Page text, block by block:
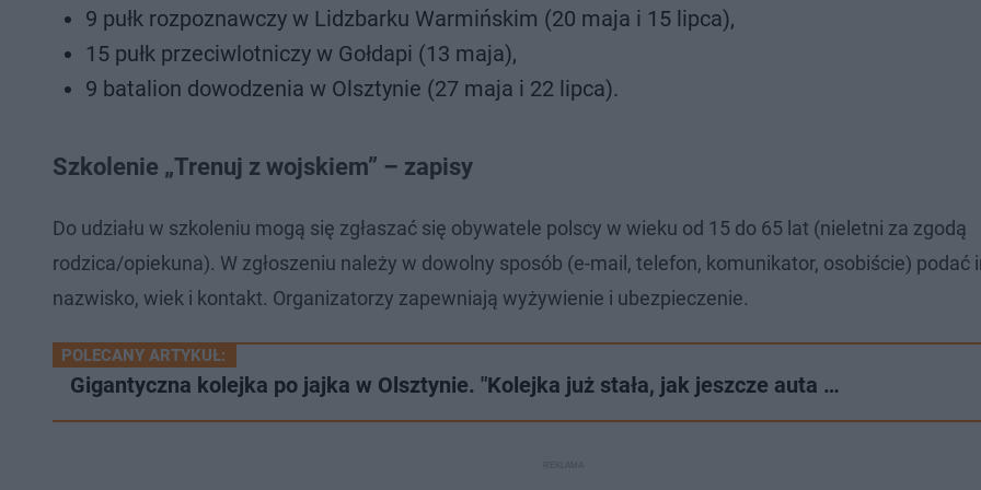
9 pułk rozpoznawczy w Lidzbarku Warmińskim (20 maja i 15 lipca),
15 pułk przeciwlotniczy w Gołdapi (13 maja),
9 batalion dowodzenia w Olsztynie (27 maja i 22 lipca).
Szkolenie „Trenuj z wojskiem” – zapisy
Do udziału w szkoleniu mogą się zgłaszać się obywatele polscy w wieku od 15 do 65 lat (nieletni za zgodą
rodzica/opiekuna). W zgłoszeniu należy w dowolny sposób (e-mail, telefon, komunikator, osobiście) podać
nazwisko, wiek i kontakt. Organizatorzy zapewniają wyżywienie i ubezpieczenie.
POLECANY ARTYKUŁ:
Gigantyczna kolejka po jajka w Olsztynie. "Kolejka już stała, jak jeszcze auta …